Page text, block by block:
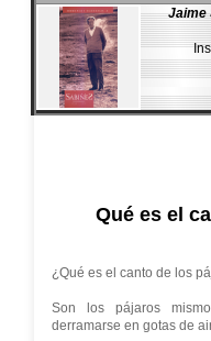
Jaime
Qué es el
¿Qué es el canto de los
Son los pájaros
derramarse en gotas de